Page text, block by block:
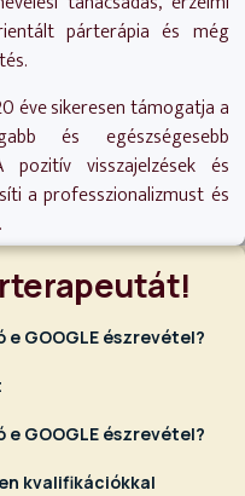
párterápia és még
éve sikeresen támogatja a
és egészségesebb
visszajelzések és
a professzionalizmust és
GOOGLE észrevétel?
GOOGLE észrevétel?
kvalifikációkkal